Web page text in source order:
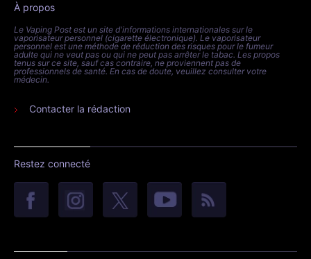
À propos
Le Vaping Post est un site d'informations internationales sur le
vaporisateur personnel (cigarette électronique). Le vaporisateur
personnel est une méthode de réduction des risques pour le fumeur
adulte qui ne veut pas ou qui ne peut pas arrêter le tabac. Les propos
tenus sur ce site, sauf cas contraire, ne proviennent pas de
professionnels de santé. En cas de doute, veuillez consulter votre
médecin.
Contacter la rédaction
Restez connecté